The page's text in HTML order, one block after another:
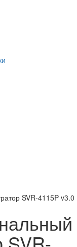
SVR-4115P v3.0